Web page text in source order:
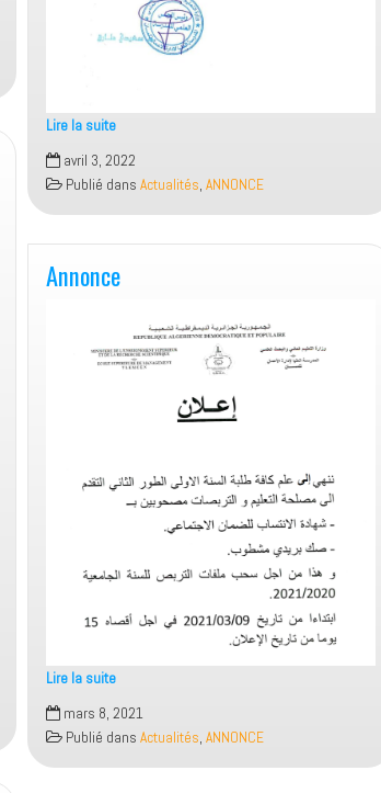
Lire la suite
Annonce
avril 3, 2022
Publié dans Actualités, ANNONCE
Annonce
Lire la suite
Annonce
mars 8, 2021
Publié dans Actualités, ANNONCE